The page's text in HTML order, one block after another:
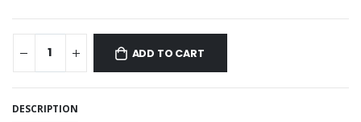
ADD TO CART
DESCRIPTION